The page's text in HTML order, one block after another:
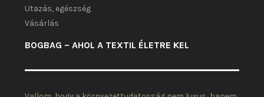
Utazás, egészség
Vásárlás
BOGBAG – AHOL A TEXTIL ÉLETRE KEL